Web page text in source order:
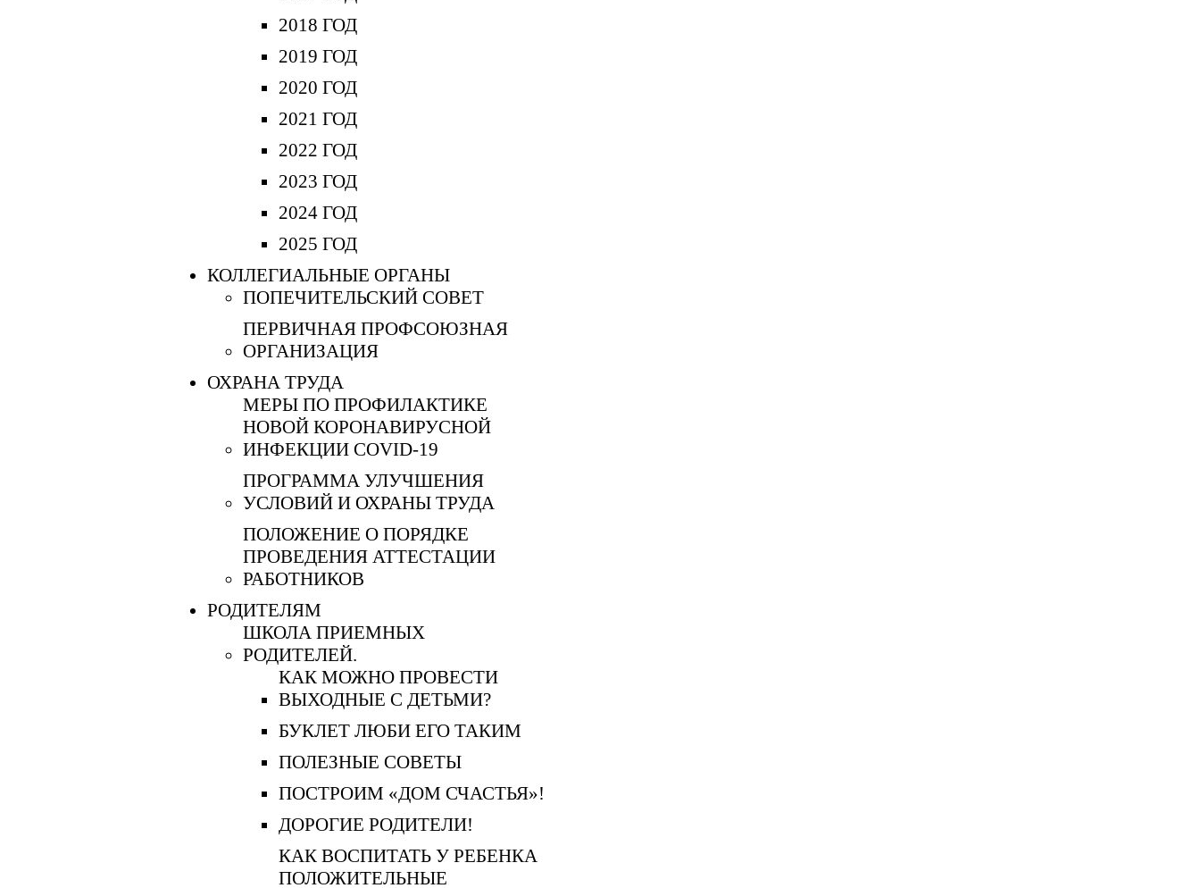
2018 ГОД
2019 ГОД
2020 ГОД
2021 ГОД
2022 ГОД
2023 ГОД
2024 ГОД
2025 ГОД
КОЛЛЕГИАЛЬНЫЕ ОРГАНЫ
ПОПЕЧИТЕЛЬСКИЙ СОВЕТ
ПЕРВИЧНАЯ ПРОФСОЮЗНАЯ
ОРГАНИЗАЦИЯ
ОХРАНА ТРУДА
МЕРЫ ПО ПРОФИЛАКТИКЕ
НОВОЙ КОРОНАВИРУСНОЙ
ИНФЕКЦИИ COVID-19
ПРОГРАММА УЛУЧШЕНИЯ
УСЛОВИЙ И ОХРАНЫ ТРУДА
ПОЛОЖЕНИЕ О ПОРЯДКЕ
ПРОВЕДЕНИЯ АТТЕСТАЦИИ
РАБОТНИКОВ
РОДИТЕЛЯМ
ШКОЛА ПРИЕМНЫХ
РОДИТЕЛЕЙ.
КАК МОЖНО ПРОВЕСТИ
ВЫХОДНЫЕ С ДЕТЬМИ?
БУКЛЕТ ЛЮБИ ЕГО ТАКИМ
ПОЛЕЗНЫЕ СОВЕТЫ
ПОСТРОИМ «ДОМ СЧАСТЬЯ»!
ДОРОГИЕ РОДИТЕЛИ!
КАК ВОСПИТАТЬ У РЕБЕНКА
ПОЛОЖИТЕЛЬНЫЕ